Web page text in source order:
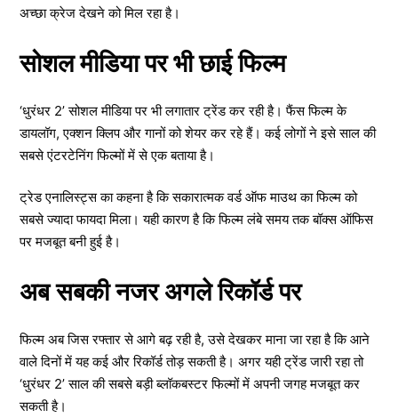
अच्छा क्रेज देखने को मिल रहा है।
सोशल मीडिया पर भी छाई फिल्म
‘धुरंधर 2’ सोशल मीडिया पर भी लगातार ट्रेंड कर रही है। फैंस फिल्म के
डायलॉग, एक्शन क्लिप और गानों को शेयर कर रहे हैं। कई लोगों ने इसे साल की
सबसे एंटरटेनिंग फिल्मों में से एक बताया है।
ट्रेड एनालिस्ट्स का कहना है कि सकारात्मक वर्ड ऑफ माउथ का फिल्म को
सबसे ज्यादा फायदा मिला। यही कारण है कि फिल्म लंबे समय तक बॉक्स ऑफिस
पर मजबूत बनी हुई है।
अब सबकी नजर अगले रिकॉर्ड पर
फिल्म अब जिस रफ्तार से आगे बढ़ रही है, उसे देखकर माना जा रहा है कि आने
वाले दिनों में यह कई और रिकॉर्ड तोड़ सकती है। अगर यही ट्रेंड जारी रहा तो
‘धुरंधर 2’ साल की सबसे बड़ी ब्लॉकबस्टर फिल्मों में अपनी जगह मजबूत कर
सकती है।